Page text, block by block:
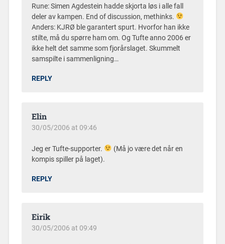
Rune: Simen Agdestein hadde skjorta løs i alle fall
deler av kampen. End of discussion, methinks.
Anders: KJRØ ble garantert spurt. Hvorfor han ikke
stilte, må du spørre ham om. Og Tufte anno 2006 er
ikke helt det samme som fjorårslaget. Skummelt
samspilte i sammenligning…
REPLY
Elin
30/05/2006 at 09:46
Jeg er Tufte-supporter.
(Må jo være det når en
kompis spiller på laget).
REPLY
Eirik
30/05/2006 at 09:49